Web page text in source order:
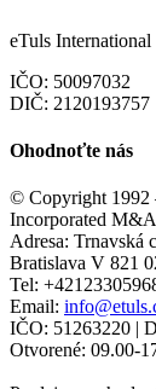
eTuls International
IČO: 50097032
DIČ: 2120193757
Ohodnoťte nás
© Copyright 1992
Incorporated
Adresa: Trnavská
Bratislava V 821
Tel:
Email:
IČO: 51263220 |
Otvorené: 09.00-